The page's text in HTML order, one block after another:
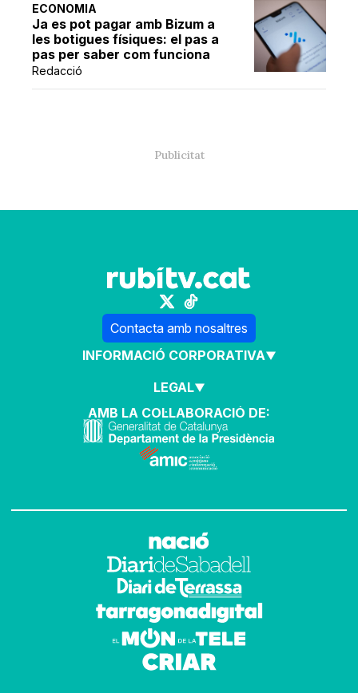
ECONOMIA
Ja es pot pagar amb Bizum a
les botigues físiques: el pas a
pas per saber com funciona
Redacció
Contacta amb nosaltres
INFORMACIÓ CORPORATIVA
LEGAL
AMB LA COL·LABORACIÓ DE: